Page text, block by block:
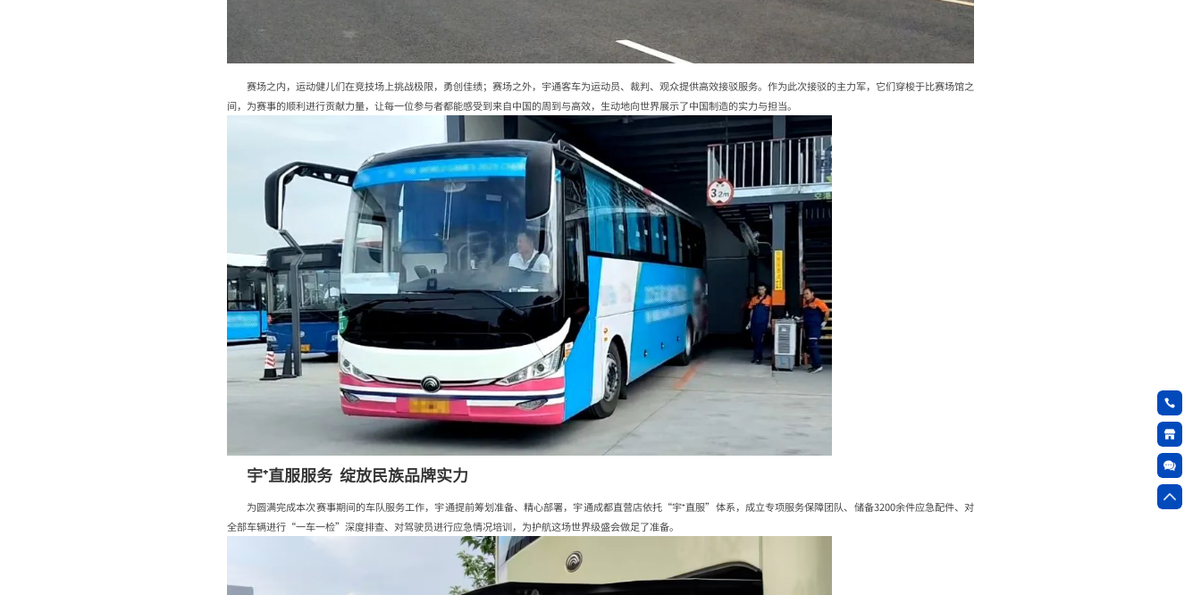
赛场之内，运动健儿们在竞技场上挑战极限，勇创佳绩；赛场之外，宇通客车为运动员、裁判、观众提供高效接驳服务。作为此次接驳的主力军，它们穿梭于比赛场馆之
间，为赛事的顺利进行贡献力量，让每一位参与者都能感受到来自中国的周到与高效，生动地向世界展示了中国制造的实力与担当。
宇⁺直服服务 绽放民族品牌实力
为圆满完成本次赛事期间的车队服务工作，宇通提前筹划准备、精心部署，宇通成都直营店依托“宇⁺直服”体系，成立专项服务保障团队、储备3200余件应急配件、对
全部车辆进行“一车一检”深度排查、对驾驶员进行应急情况培训，为护航这场世界级盛会做足了准备。